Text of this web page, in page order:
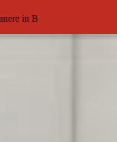
in B